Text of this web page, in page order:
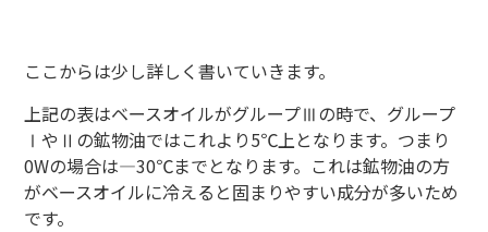
ここからは少し詳しく書いていきます。
上記の表はベースオイルがグループⅢの時で、グループ
ⅠやⅡの鉱物油ではこれより5℃上となります。つまり
0Wの場合は―30℃までとなります。これは鉱物油の方
がベースオイルに冷えると固まりやすい成分が多いため
です。